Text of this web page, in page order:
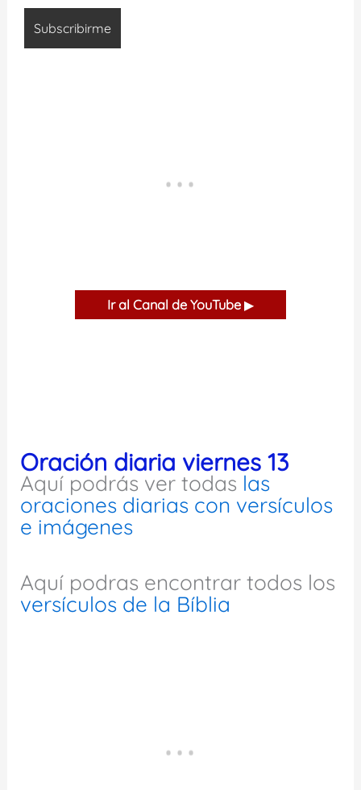
Ir al Canal de YouTube ▶
Oración diaria viernes 13
Aquí podrás ver todas las
oraciones diarias con versículos
e imágenes
Aquí podras encontrar todos los
versículos de la Bíblia